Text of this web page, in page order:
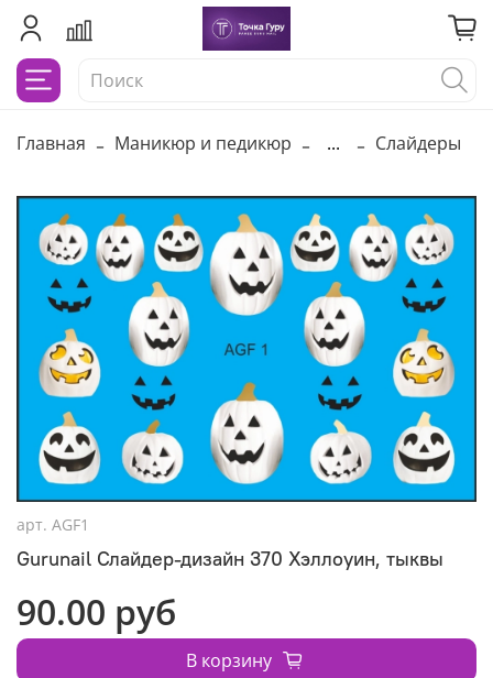
Главная Маникюр и педикюр ... Слайдеры
арт. AGF1
Gurunail Слайдер-дизайн 370 Хэллоуин, тыквы
90.00 руб
В корзину